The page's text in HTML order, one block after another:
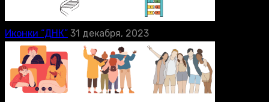
Иконки “ДНК” 31 декабря, 2023